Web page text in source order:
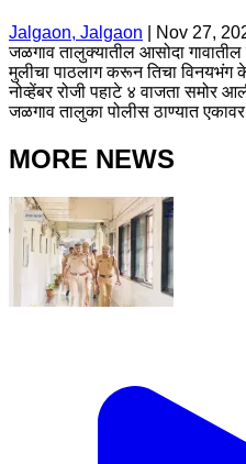
Jalgaon, Jalgaon
Nov 27,
जळगाव तालुक्यातील आसोदा गावातील
मुलीचा पाठलाग करून तिचा विनयभंग
नोव्हेंबर रोजी पहाटे ४ वाजता समोर
जळगाव तालुका पोलीस ठाण्यात
MORE NEWS